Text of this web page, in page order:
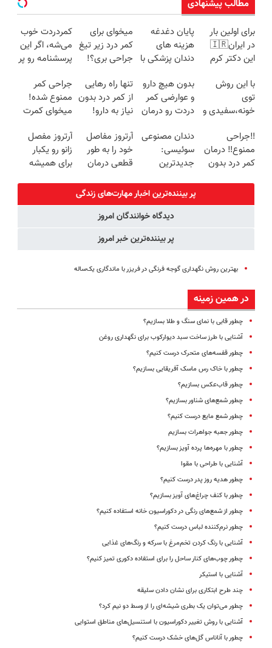
مطالب پیشنهادی
برای اولین بار
در ایران🇮🇷
این دکتر کرم
روزه ساخت!
پایان دغدغه
هزینه های
دندان پزشکی با
کننده خانگی
میخوای برای
کمر درد زیر تیغ
جراحی بری؟!
پر کن◖
کمردردت خوب
می‌شه، اگر این
پرسشنامه رو پر
با این روش
توی
خونه،سفیدی و
برگردون
(40%off)
بدون هیچ دارو
و عوارضی کمر
دردت رو درمان
(پرسش‌نامه)
تنها راه رهایی
از کمر درد بدون
نیاز به دارو!
جراحی کمر
ممنوع شده!
میخوای کمرت
درمان کنی؟
((پرسش‌نامه))
‼️جراحی
ممنوع‼️ درمان
کمر درد بدون
دندان مصنوعی
سوئیسی:
جدیدترین
سبک و مقاوم |
پرداخت قسطی
آرتروز مفاصل
خود را به طور
قطعی درمان
◗پرسش‌نامه◖
آرتروز مفصل
زانو رو یکبار
برای همیشه
پر بیننده‌ترین اخبار مهارت‌های زندگی
دیدگاه خوانندگان امروز
پر بیننده‌ترین خبر امروز
بهترین روش نگهداری گوجه فرنگی در فریزر با ماندگاری یک‌ساله
در همین زمینه
چطور قابی با نمای سنگ و طلا بسازیم؟
آشنایی با طرز ساخت سبد دیوارکوب برای نگهداری روغن‌
چطور قفسه‌های متحرک درست کنیم؟
چطور با خاک رس ماسک‌ آفریقایی بسازیم؟
چطور قاب‌عکس بسازیم؟
چطور شمع‌های شناور بسازیم؟
چطور شمع مایع درست کنیم؟
چطور جعبه جواهرات بسازیم
چطور با مهره‌ها پرده آویز بسازیم؟
آشنایی با طراحی با مقوا
چطور هدیه روز پدر درست کنیم؟
چطور با کنف چراغ‌های آویز بسازیم؟
چطور از شمع‌‌های رنگی در دکوراسیون خانه استفاده کنیم؟
چطور نرم‌کننده لباس درست کنیم؟
آشنایی با رنگ کردن تخم‌مرغ با سرکه و رنگ‌های غذایی
چطور چوب‌های کنار ساحل را برای استفاده دکوری تمیز کنیم؟
آشنایی با استیکر
چند طرح ابتکاری برای نشان دادن سلیقه
چطور می‌توان یک بطری شیشه‌ای را از وسط دو نیم کرد؟
آشنایی با روش تغییر دکوراسیون با استنسیل‌های مناطق استوایی
چطور با آناناس گل‌های خشک درست کنیم؟